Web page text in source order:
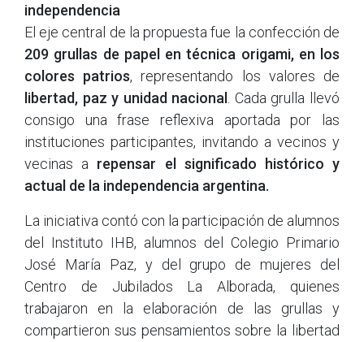
independencia
El eje central de la propuesta fue la confección de
209 grullas de papel en técnica origami, en los
colores patrios, representando los valores de
libertad, paz y unidad nacional . Cada grulla llevó
consigo una frase reflexiva aportada por las
instituciones participantes, invitando a vecinos y
vecinas a repensar el significado histórico y
actual de la independencia argentina.
La iniciativa contó con la participación de alumnos
del Instituto IHB, alumnos del Colegio Primario
José María Paz, y del grupo de mujeres del
Centro de Jubilados La Alborada, quienes
trabajaron en la elaboración de las grullas y
compartieron sus pensamientos sobre la libertad